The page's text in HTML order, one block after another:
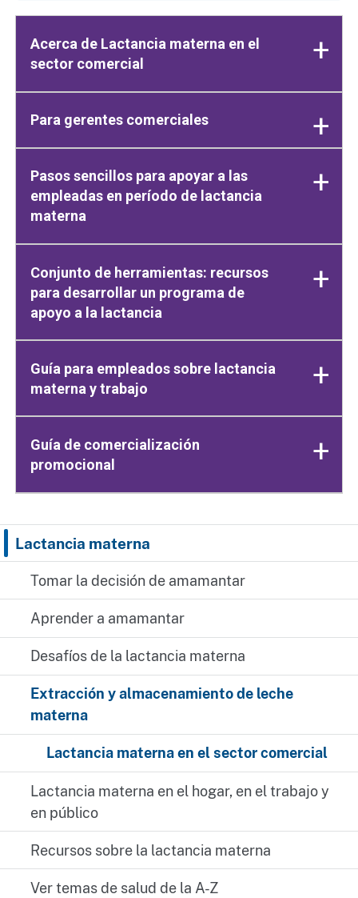
Lactancia materna
Tomar la decisión de amamantar
Aprender a amamantar
Desafíos de la lactancia materna
Extracción y almacenamiento de leche
materna
Lactancia materna en el sector comercial
Lactancia materna en el hogar, en el trabajo y
en público
Recursos sobre la lactancia materna
Ver temas de salud de la A-Z
Acerca de Lactancia materna en el
sector comercial
Para gerentes comerciales
Pasos sencillos para apoyar a las
empleadas en período de lactancia
materna
Conjunto de herramientas: recursos
para desarrollar un programa de
apoyo a la lactancia
Guía para empleados sobre lactancia
materna y trabajo
Guía de comercialización
promocional